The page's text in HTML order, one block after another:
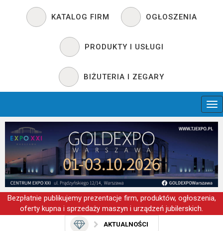
KATALOG FIRM OGŁOSZENIA
PRODUKTY I USŁUGI
BIŻUTERIA I ZEGARY
Bezpłatnie publikujemy prezentacje firm, produktów, ogłoszenia,
oferty kupna i sprzedaży maszyn i urządzeń jubilerskich.
AKTUALNOŚCI